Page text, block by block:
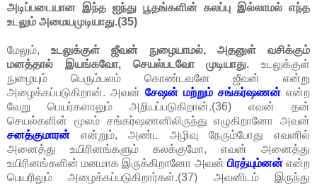
அடிப்படையான இந்த ஐந்து பூதங்களின் கலப்பு இல்லாமல் எந்த
உடலும் அமையமுடியாது.(35)
மேலும், உடலுக்குள் ஜீவன் நுழையாமல், அதனுள் வசிக்கும்
மனத்தால் இயங்கவோ, செயல்படவோ முடியாது. உடலுக்குள்
நுழையும் பெரும்பலம் கொண்டவனே ஜீவன் என்று
அழைக்கப்படுகிறான். அவன் சேஷன் மற்றும் சங்கர்ஷணன் என்ற
வேறு பெயர்களாலும் அறியப்படுகிறான்.(36) எவன் தன்
செயல்களின் மூலம் சங்கர்ஷணனிலிருந்து எழுகிறானோ அவன்
சனத்குமாரன் என்றும், அண்ட அழிவு நேரும்போது எவனில்
அனைத்து உயிரினங்களும் கலக்குமோ, எவன் அனைத்து
உயிரினங்களின் மனமாக இருக்கிறானோ அவன் பிரத்யும்னன்என்ற
பெயரிலும் அழைக்கப்படுகிறார்கள்.(37) அவனிடம் இருந்து